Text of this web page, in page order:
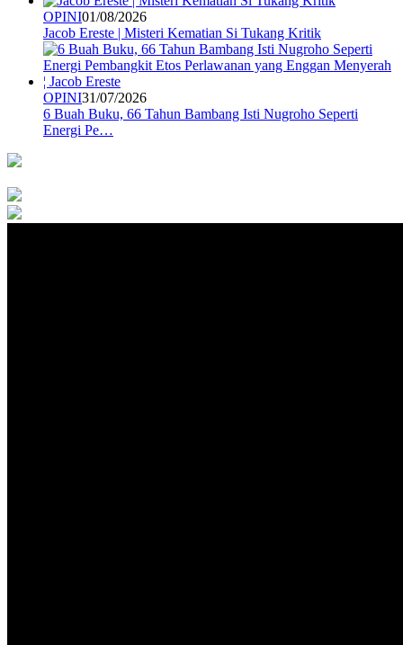
OPINI01/08/2026
Jacob Ereste | Misteri Kematian Si Tukang Kritik
OPINI31/07/2026
6 Buah Buku, 66 Tahun Bambang Isti Nugroho Seperti
Energi Pe…